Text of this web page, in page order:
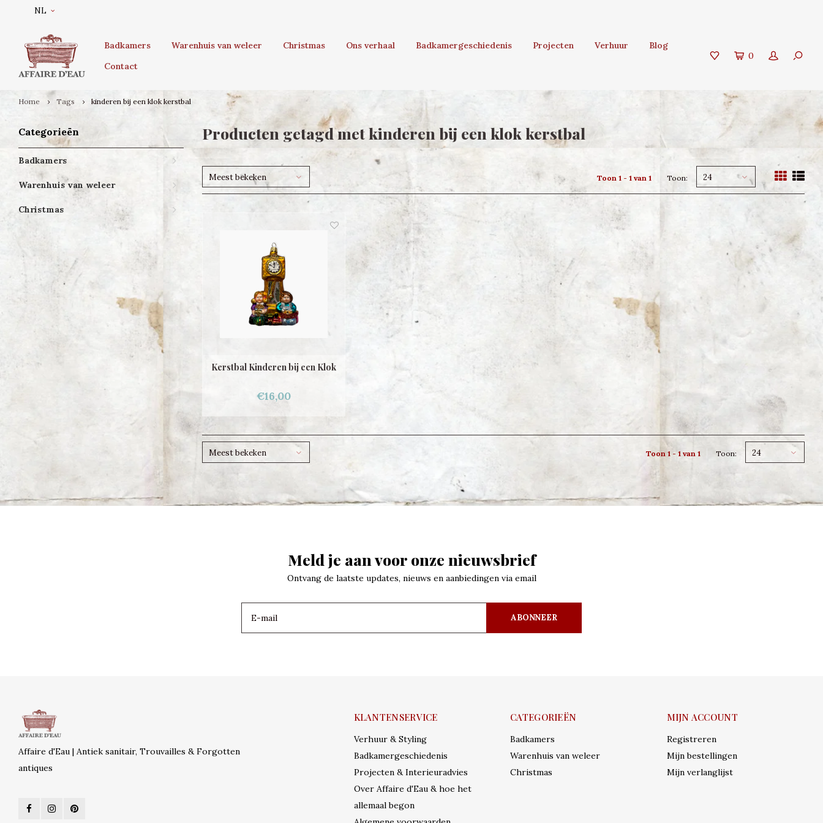
NL
Badkamers Warenhuis van weleer Christmas Ons verhaal Badkamergeschiedenis Projecten Verhuur
Blog
Contact
0
Home Tags kinderen bij een klok kerstbal
Categorieën
Badkamers
Warenhuis van weleer
Christmas
Producten getagd met kinderen bij een klok kerstbal
Meest bekeken Toon 1 - 1 van 1 Toon: 24
Kerstbal Kinderen bij een Klok
€16,00
Meest bekeken Toon 1 - 1 van 1 Toon: 24
Meld je aan voor onze nieuwsbrief
Ontvang de laatste updates, nieuws en aanbiedingen via email
ABONNEER
Affaire d'Eau | Antiek sanitair, Trouvailles & Forgotten
antiques
KLANTENSERVICE
Verhuur & Styling
Badkamergeschiedenis
Projecten & Interieuradvies
Over Affaire d'Eau & hoe het
allemaal begon
CATEGORIEËN
Badkamers
Warenhuis van weleer
Christmas
MIJN ACCOUNT
Registreren
Mijn bestellingen
Mijn verlanglijst